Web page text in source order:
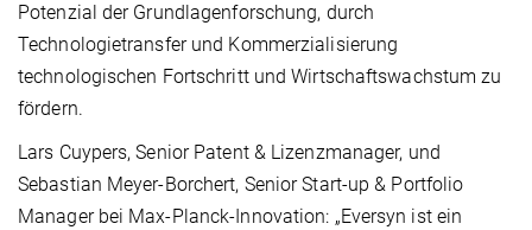
Potenzial der Grundlagenforschung, durch
Technologietransfer und Kommerzialisierung
technologischen Fortschritt und Wirtschaftswachstum zu
fördern.
Lars Cuypers, Senior Patent & Lizenzmanager, und
Sebastian Meyer-Borchert, Senior Start-up & Portfolio
Manager bei Max-Planck-Innovation: „Eversyn ist ein